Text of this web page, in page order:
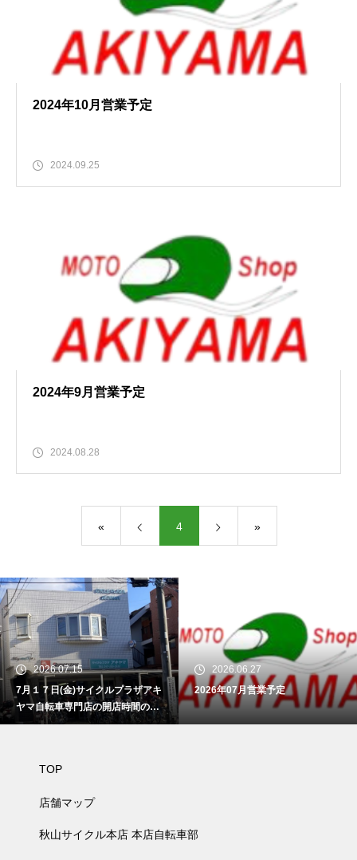
2024年10月営業予定
2024.09.25
2024年9月営業予定
2024.08.28
« 4 »
2026.07.15
7月１７日(金)サイクルプラザアキ
ヤマ自転車専門店の開店時間のお
知らせ
2026.06.27
2026年07月営業予定
TOP
店舗マップ
秋山サイクル本店 本店自転車部